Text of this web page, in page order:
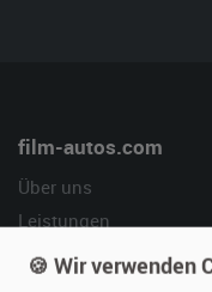
film-autos.com
Über uns
Leistungen
Referenzen
🍪 Wir verwenden